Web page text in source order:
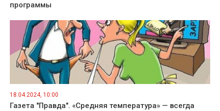
программы
18.04.2024, 10:00
Газета "Правда". «Средняя температура» — всегда